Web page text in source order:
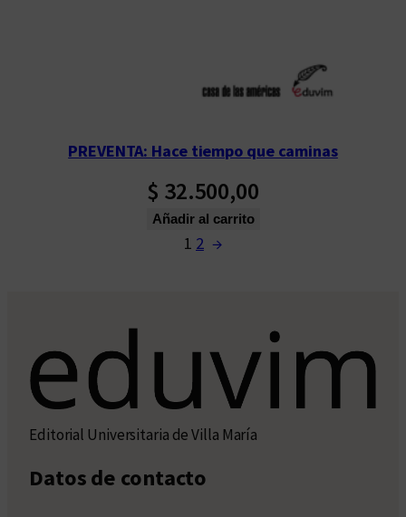
PREVENTA: Hace tiempo que caminas
$ 32.500,00
Añadir al carrito
1 2 →
Editorial Universitaria de Villa María
Datos de contacto